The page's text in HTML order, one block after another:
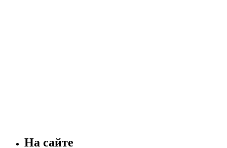
На сайте